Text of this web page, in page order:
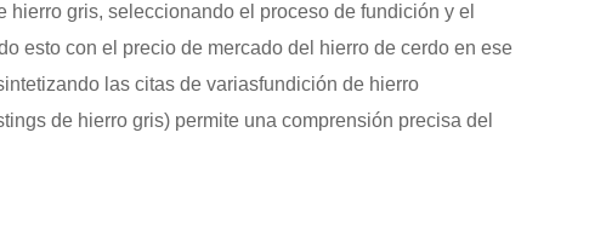
hierro gris, seleccionando el proceso de fundición y el
esto con el precio de mercado del hierro de cerdo en ese
las citas de variasfundición de hierro
de hierro gris) permite una comprensión precisa del